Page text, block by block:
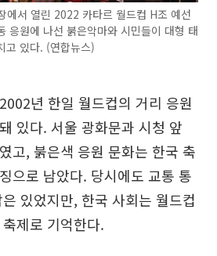
서 열린 2022 카타르 월드컵 H조 예선
응원에 나선 붉은악마와 시민들이 대형 태
고 있다. (연합뉴스)
년 한일 월드컵의 거리 응원
있다. 서울 광화문과 시청 앞
고, 붉은색 응원 문화는 한국 축
으로 남았다. 당시에도 교통 통
있었지만, 한국 사회는 월드컵
제로 기억한다.